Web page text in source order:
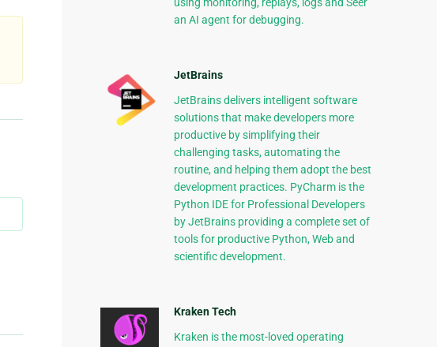
using monitoring, replays, logs and Seer
an AI agent for debugging.
JetBrains
JetBrains delivers intelligent software
solutions that make developers more
productive by simplifying their
challenging tasks, automating the
routine, and helping them adopt the best
development practices. PyCharm is the
Python IDE for Professional Developers
by JetBrains providing a complete set of
tools for productive Python, Web and
scientific development.
Kraken Tech
Kraken is the most-loved operating